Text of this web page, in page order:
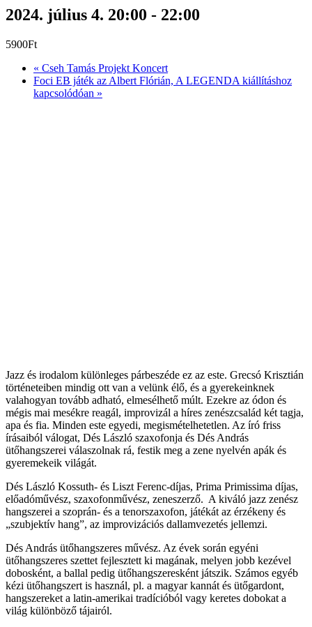
2024. július 4. 20:00 - 22:00
5900Ft
« Cseh Tamás Projekt Koncert
Foci EB játék az Albert Flórián, A LEGENDA kiállításhoz
kapcsolódóan »
Jazz és irodalom különleges párbeszéde ez az este. Grecsó Krisztián
történeteiben mindig ott van a velünk élő, és a gyerekeinknek
valahogyan tovább adható, elmesélhető múlt. Ezekre az ódon és
mégis mai mesékre reagál, improvizál a híres zenészcsalád két tagja,
apa és fia. Minden este egyedi, megismételhetetlen. Az író friss
írásaiból válogat, Dés László szaxofonja és Dés András
ütőhangszerei válaszolnak rá, festik meg a zene nyelvén apák és
gyeremekeik világát.
Dés László Kossuth- és Liszt Ferenc-díjas, Prima Primissima díjas,
előadóművész, szaxofonművész, zeneszerző. A kiváló jazz zenész
hangszerei a szoprán- és a tenorszaxofon, játékát az érzékeny és
„szubjektív hang”, az improvizációs dallamvezetés jellemzi.
Dés András ütőhangszeres művész. Az évek során egyéni
ütőhangszeres szettet fejlesztett ki magának, melyen jobb kezével
dobosként, a ballal pedig ütőhangszeresként játszik. Számos egyéb
kézi ütőhangszert is használ, pl. a magyar kannát és ütőgardont,
hangszereket a latin-amerikai tradícióból vagy keretes dobokat a
világ különböző tájairól.